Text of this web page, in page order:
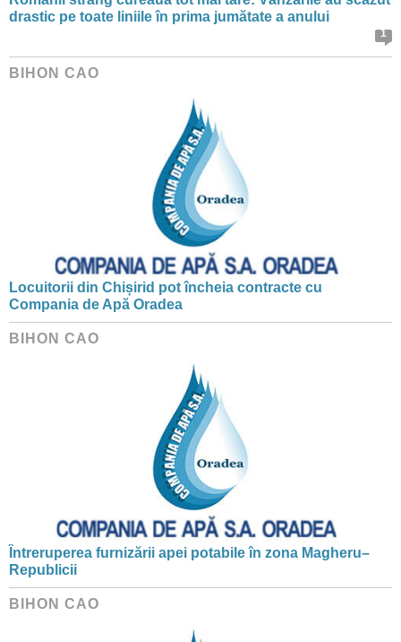
drastic pe toate liniile în prima jumătate a anului
1
BIHON CAO
Locuitorii din Chișirid pot încheia contracte cu
Compania de Apă Oradea
BIHON CAO
Întreruperea furnizării apei potabile în zona Magheru–
Republicii
BIHON CAO